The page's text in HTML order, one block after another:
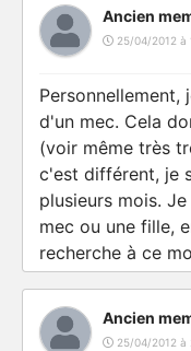
Ancien
25/04/2012 à
Personnellement,
d'un mec. Cela
(voir même très
c'est différent, je
plusieurs mois.
mec ou une fille,
recherche à ce
Ancien
25/04/2012 à